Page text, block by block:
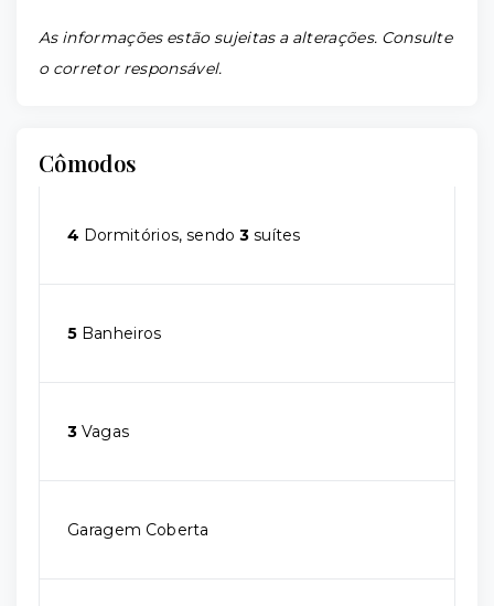
As informações estão sujeitas a alterações. Consulte
o corretor responsável.
Cômodos
4 Dormitórios, sendo3 suítes
5 Banheiros
3 Vagas
Garagem Coberta